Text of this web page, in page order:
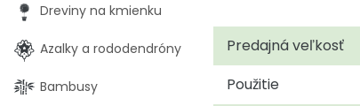
Predajná veľkosť
Použitie
Dreviny na kmienku
Azalky a rododendróny
Bambusy